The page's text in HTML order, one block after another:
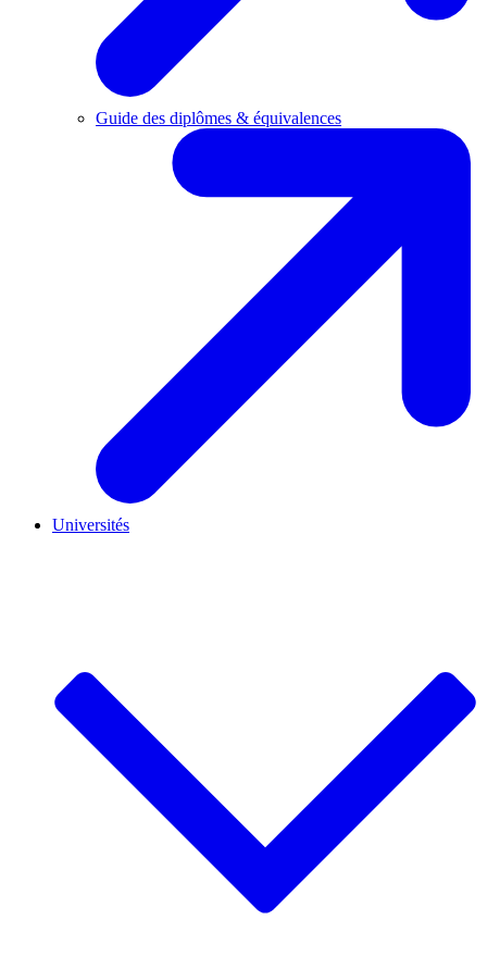
Guide des diplômes & équivalences
Universités